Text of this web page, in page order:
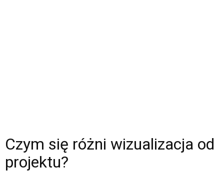
Czym się różni wizualizacja od
projektu?